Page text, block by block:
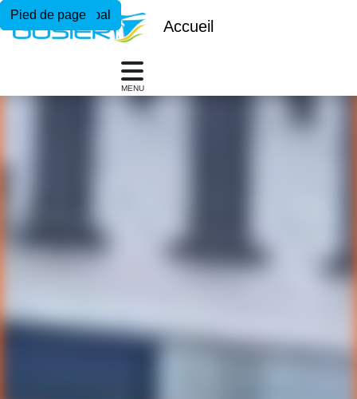
Menu principal
Contenu principal
Pied de page
Accueil
MENU